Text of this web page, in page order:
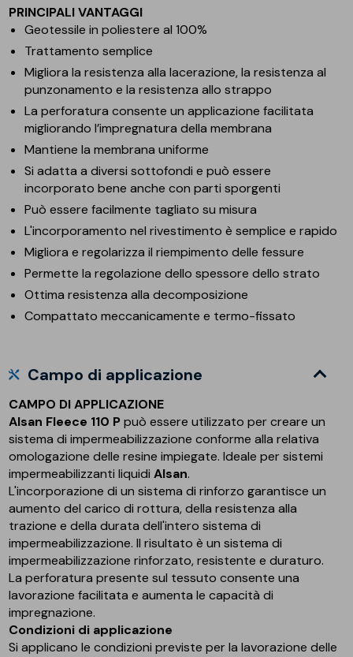
PRINCIPALI VANTAGGI
Geotessile in poliestere al 100%
Trattamento semplice
Migliora la resistenza alla lacerazione, la resistenza al
punzonamento e la resistenza allo strappo
La perforatura consente un applicazione facilitata
migliorando l’impregnatura della membrana
Mantiene la membrana uniforme
Si adatta a diversi sottofondi e può essere
incorporato bene anche con parti sporgenti
Può essere facilmente tagliato su misura
L'incorporamento nel rivestimento è semplice e rapido
Migliora e regolarizza il riempimento delle fessure
Permette la regolazione dello spessore dello strato
Ottima resistenza alla decomposizione
Compattato meccanicamente e termo-fissato
Campo di applicazione
CAMPO DI APPLICAZIONE
Alsan Fleece 110 Ppuò essere utilizzato per creare un
sistema di impermeabilizzazione conforme alla relativa
omologazione delle resine impiegate. Ideale per sistemi
impermeabilizzanti liquidiAlsan.
L'incorporazione di un sistema di rinforzo garantisce un
aumento del carico di rottura, della resistenza alla
trazione e della durata dell'intero sistema di
impermeabilizzazione. Il risultato è un sistema di
impermeabilizzazione rinforzato, resistente e duraturo.
La perforatura presente sul tessuto consente una
lavorazione facilitata e aumenta le capacità di
impregnazione.
Condizioni di applicazione
Si applicano le condizioni previste per la lavorazione delle